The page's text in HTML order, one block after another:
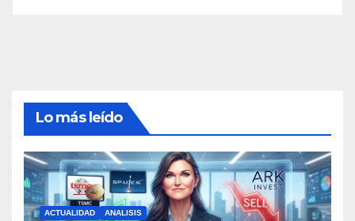
Lo más leído
ACTUALIDAD ANALISIS